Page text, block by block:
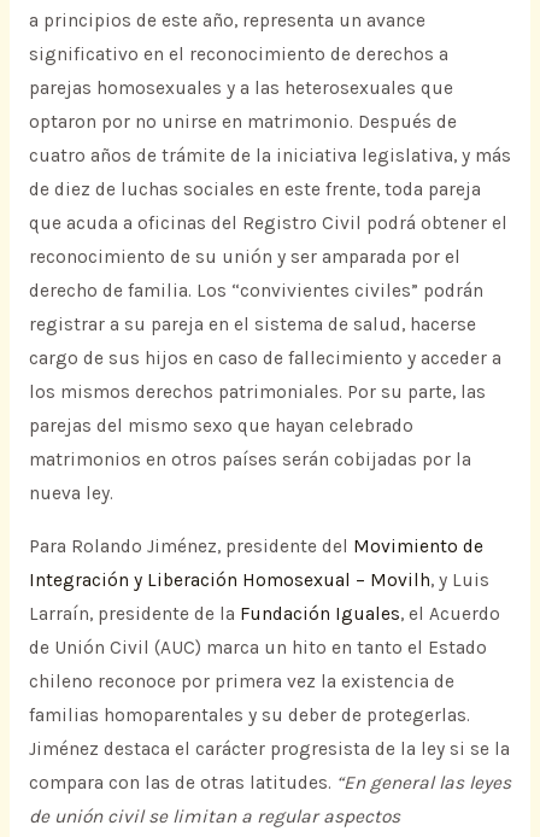
a principios de este año, representa un avance
significativo en el reconocimiento de derechos a
parejas homosexuales y a las heterosexuales que
optaron por no unirse en matrimonio. Después de
cuatro años de trámite de la iniciativa legislativa, y más
de diez de luchas sociales en este frente, toda pareja
que acuda a oficinas del Registro Civil podrá obtener el
reconocimiento de su unión y ser amparada por el
derecho de familia. Los “convivientes civiles” podrán
registrar a su pareja en el sistema de salud, hacerse
cargo de sus hijos en caso de fallecimiento y acceder a
los mismos derechos patrimoniales. Por su parte, las
parejas del mismo sexo que hayan celebrado
matrimonios en otros países serán cobijadas por la
nueva ley.
Para Rolando Jiménez, presidente del Movimiento de
Integración y Liberación Homosexual – Movilh, y Luis
Larraín, presidente de la Fundación Iguales, el Acuerdo
de Unión Civil (AUC) marca un hito en tanto el Estado
chileno reconoce por primera vez la existencia de
familias homoparentales y su deber de protegerlas.
Jiménez destaca el carácter progresista de la ley si se la
compara con las de otras latitudes. “En general las leyes
de unión civil se limitan a regular aspectos